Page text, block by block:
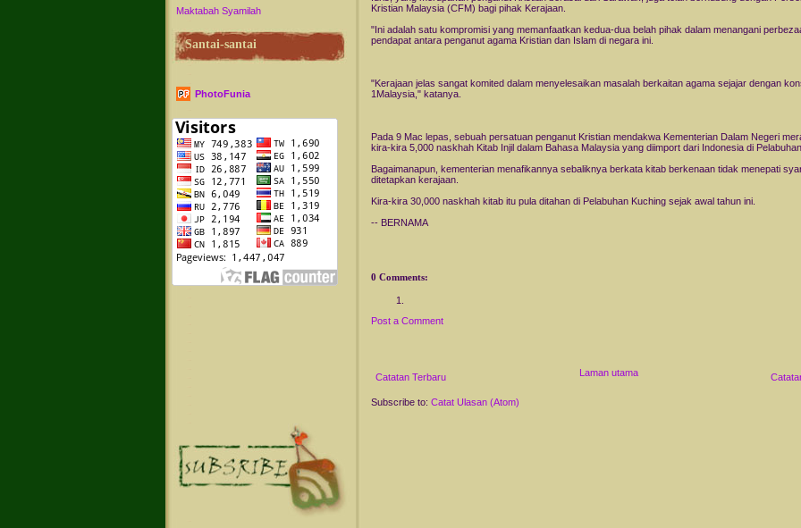
Maktabah Syamilah
Santai-santai
PhotoFunia
Kristian Malaysia (CFM) bagi pihak Kerajaan.
"Ini adalah satu kompromisi yang memanfaatkan kedua-dua belah pihak dalam menangani
pendapat antara penganut agama Kristian dan Islam di negara ini.
"Kerajaan jelas sangat komited dalam menyelesaikan masalah berkaitan agama sejajar dengan
1Malaysia," katanya.
Pada 9 Mac lepas, sebuah persatuan penganut Kristian mendakwa Kementerian Dalam Negeri
kira-kira 5,000 naskhah Kitab Injil dalam Bahasa Malaysia yang diimport dari Indonesia di Pelabuhan
Bagaimanapun, kementerian menafikannya sebaliknya berkata kitab berkenaan tidak menepati
ditetapkan kerajaan.
Kira-kira 30,000 naskhah kitab itu pula ditahan di Pelabuhan Kuching sejak awal tahun ini.
-- BERNAMA
0 Comments:
Post a Comment
Catatan Terbaru Laman utama
Subscribe to: Catat Ulasan (Atom)